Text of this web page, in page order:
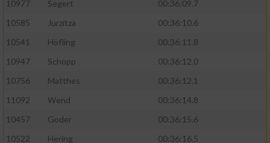
10977
Segert
00:36:09.7
10585
Jurzitza
00:36:10.6
10541
Höfling
00:36:11.8
10947
Schopp
00:36:12.0
10756
Matthes
00:36:12.1
11092
Wend
00:36:14.8
10457
Goder
00:36:15.6
10522
Hering
00:36:16.5